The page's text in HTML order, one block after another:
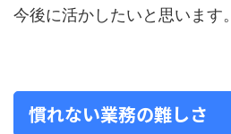
今後に活かしたいと思います。
慣れない業務の難しさ